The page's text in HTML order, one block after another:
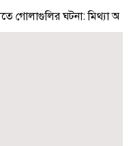
ঘটনা: মিথ্যা অভিযোগে